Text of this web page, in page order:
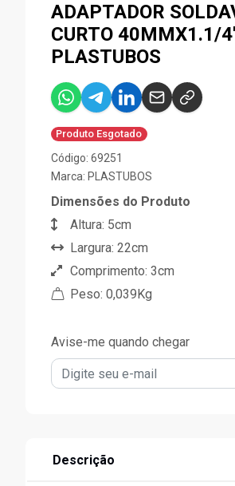
ADAPTADOR
CURTO 40MMX1.1/4'
PLASTUBOS
Produto Esgotado
Código: 69251
Marca: PLASTUBOS
Dimensões do Produto
Altura: 5cm
Largura: 22cm
Comprimento: 3cm
Peso: 0,039Kg
Avise-me quando chegar
Descrição